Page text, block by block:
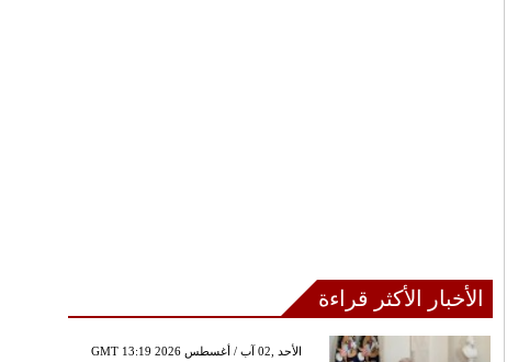
الأخبار الأكثر قراءة
GMT 13:19 2026 الأحد ,02 آب / أغسطس